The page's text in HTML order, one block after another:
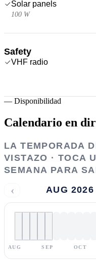
Solar panels
100 W
Safety
VHF radio
— Disponibilidad
Calendario en
LA TEMPORADA
VISTAZO · TOCA
SEMANA PARA
‹ AUG
AUG SEP OCT